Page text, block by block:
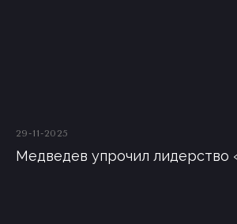
29-11-2025
Медведев упрочил лидерство